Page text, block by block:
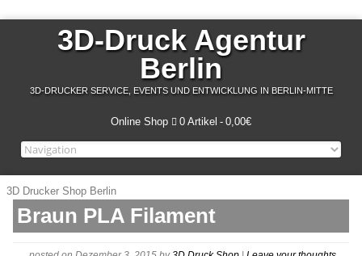
3D-Druck Agentur
Berlin
3D-DRUCKER SERVICE, EVENTS UND ENTWICKLUNG IN BERLIN-MITTE
Online Shop 0 Artikel 0,00€
3D Drucker Shop Berlin
Braun PLA Filament